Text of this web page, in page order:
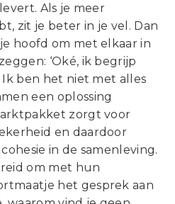
Als je meer
zit je beter in je vel. Dan
hoofd om met elkaar in
‘Oké, ik begrijp
ben het niet met alles
een oplossing
zorgt voor
en daardoor
in de samenleving.
om met hun
het gesprek aan